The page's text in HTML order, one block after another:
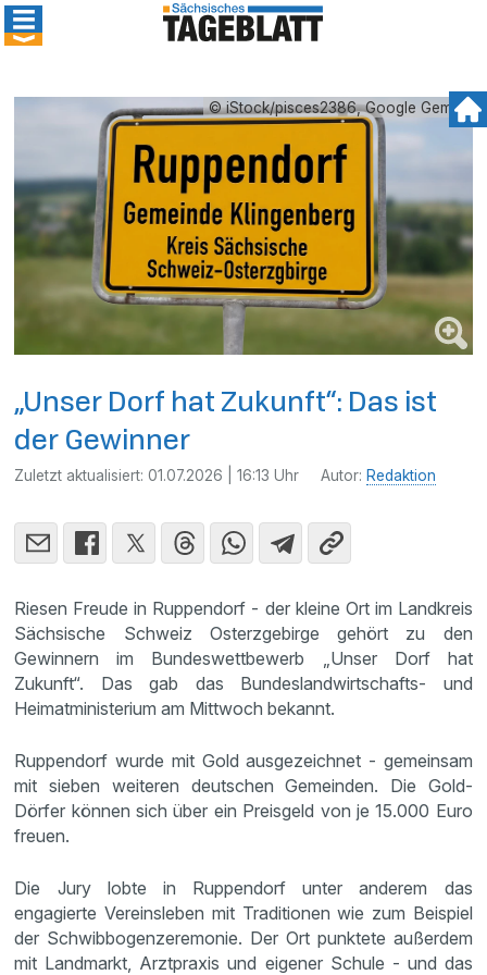
© iStock/pisces2386, Google Gemini
„Unser Dorf hat Zukunft“: Das ist
der Gewinner
Zuletzt aktualisiert:01.07.2026 | 16:13 Uhr Autor: Redaktion
Riesen Freude in Ruppendorf - der kleine Ort im Landkreis
Sächsische Schweiz Osterzgebirge gehört zu den
Gewinnern im Bundeswettbewerb „Unser Dorf hat
Zukunft“. Das gab das Bundeslandwirtschafts- und
Heimatministerium am Mittwoch bekannt.
Ruppendorf wurde mit Gold ausgezeichnet - gemeinsam
mit sieben weiteren deutschen Gemeinden. Die Gold-
Dörfer können sich über ein Preisgeld von je 15.000 Euro
freuen.
Die Jury lobte in Ruppendorf unter anderem das
engagierte Vereinsleben mit Traditionen wie zum Beispiel
der Schwibbogenzeremonie. Der Ort punktete außerdem
mit Landmarkt, Arztpraxis und eigener Schule - und das